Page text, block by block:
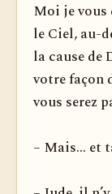
Moi je vous
le Ciel, au-
la cause de
votre façon
vous serez
– Mais... et